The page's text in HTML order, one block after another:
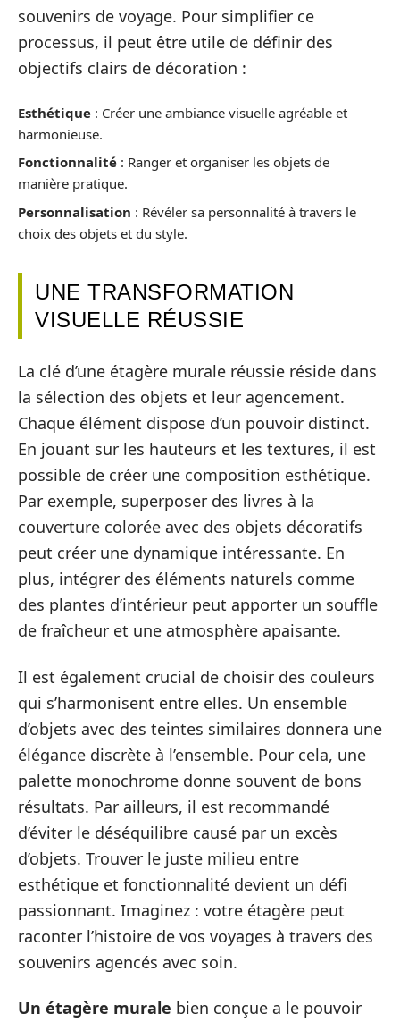
souvenirs de voyage. Pour simplifier ce
processus, il peut être utile de définir des
objectifs clairs de décoration :
Esthétique : Créer une ambiance visuelle agréable et
harmonieuse.
Fonctionnalité : Ranger et organiser les objets de
manière pratique.
Personnalisation : Révéler sa personnalité à travers le
choix des objets et du style.
UNE TRANSFORMATION
VISUELLE RÉUSSIE
La clé d’une étagère murale réussie réside dans
la sélection des objets et leur agencement.
Chaque élément dispose d’un pouvoir distinct.
En jouant sur les hauteurs et les textures, il est
possible de créer une composition esthétique.
Par exemple, superposer des livres à la
couverture colorée avec des objets décoratifs
peut créer une dynamique intéressante. En
plus, intégrer des éléments naturels comme
des plantes d’intérieur peut apporter un souffle
de fraîcheur et une atmosphère apaisante.
Il est également crucial de choisir des couleurs
qui s’harmonisent entre elles. Un ensemble
d’objets avec des teintes similaires donnera une
élégance discrète à l’ensemble. Pour cela, une
palette monochrome donne souvent de bons
résultats. Par ailleurs, il est recommandé
d’éviter le déséquilibre causé par un excès
d’objets. Trouver le juste milieu entre
esthétique et fonctionnalité devient un défi
passionnant. Imaginez : votre étagère peut
raconter l’histoire de vos voyages à travers des
souvenirs agencés avec soin.
Un étagère murale bien conçue a le pouvoir